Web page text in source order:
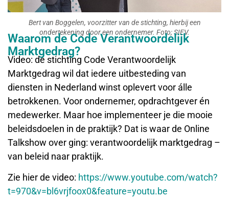
Bert van Boggelen, voorzitter van de stichting, hierbij een
ondertekening door een ondernemer. Foto; SIEV.
Waarom de Code Verantwoordelijk
Marktgedrag?
Video: de stichting Code Verantwoordelijk
Marktgedrag wil dat iedere uitbesteding van
diensten in Nederland winst oplevert voor álle
betrokkenen. Voor ondernemer, opdrachtgever én
medewerker. Maar hoe implementeer je die mooie
beleidsdoelen in de praktijk? Dat is waar de Online
Talkshow over ging: verantwoordelijk marktgedrag –
van beleid naar praktijk.
Zie hier de video: https://www.youtube.com/watch?
t=970&v=bl6vrjfoox0&feature=youtu.be